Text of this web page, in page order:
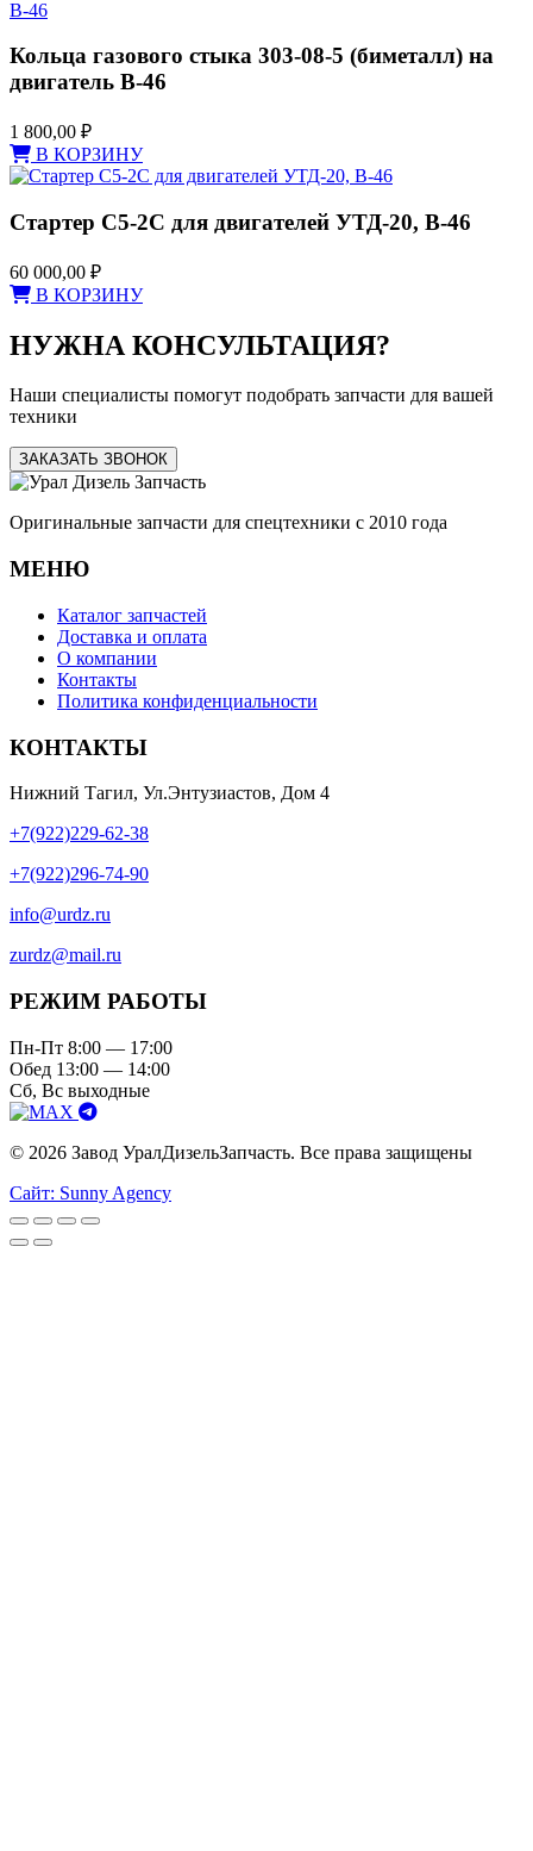
Кольца газового стыка 303-08-5 (биметалл) на
двигатель В-46
1 800,00 ₽
В КОРЗИНУ
Стартер С5-2С для двигателей УТД-20, В-46
60 000,00 ₽
В КОРЗИНУ
НУЖНА КОНСУЛЬТАЦИЯ?
Наши специалисты помогут подобрать запчасти для вашей
техники
ЗАКАЗАТЬ ЗВОНОК
Оригинальные запчасти для спецтехники с 2010 года
МЕНЮ
Каталог запчастей
Доставка и оплата
О компании
Контакты
Политика конфиденциальности
КОНТАКТЫ
Нижний Тагил, Ул.Энтузиастов, Дом 4
+7(922)229-62-38
+7(922)296-74-90
info@urdz.ru
zurdz@mail.ru
РЕЖИМ РАБОТЫ
Пн-Пт 8:00 — 17:00
Обед 13:00 — 14:00
Сб, Вс выходные
© 2026 Завод УралДизельЗапчасть. Все права защищены
Сайт: Sunny Agency